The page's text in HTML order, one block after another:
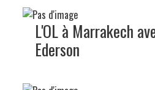
L'OL à Marrakech
Ederson